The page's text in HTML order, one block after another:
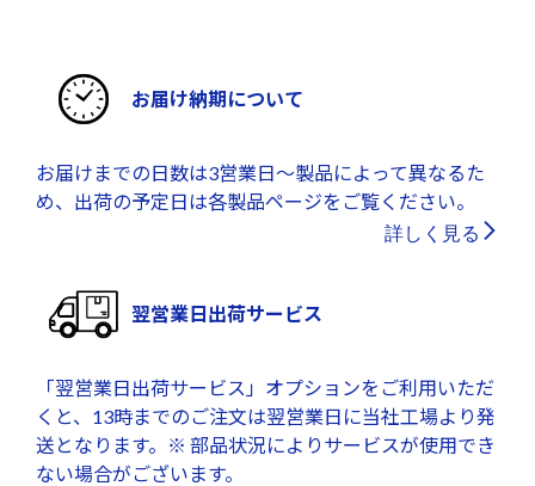
お届け納期について
お届けまでの日数は3営業日～製品によって異なるた
め、出荷の予定日は各製品ページをご覧ください。
詳しく見る
翌営業日出荷サービス
「翌営業日出荷サービス」オプションをご利用いただ
くと、13時までのご注文は翌営業日に当社工場より発
送となります。※ 部品状況によりサービスが使用でき
ない場合がございます。